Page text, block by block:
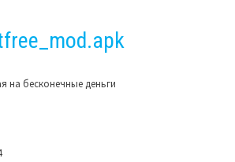
на бесконечные деньги